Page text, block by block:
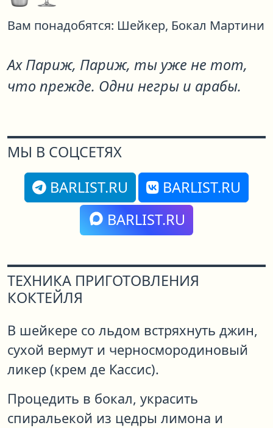
Вам понадобятся: Шейкер, Бокал Мартини
Ах Париж, Париж, ты уже не тот,
что прежде. Одни негры и арабы.
МЫ В СОЦСЕТЯХ
BARLIST.RU
BARLIST.RU
BARLIST.RU
ТЕХНИКА ПРИГОТОВЛЕНИЯ
КОКТЕЙЛЯ
В шейкере со льдом встряхнуть джин,
сухой вермут и черносмородиновый
ликер (крем де Кассис).
Процедить в бокал, украсить
спиральекой из цедры лимона и